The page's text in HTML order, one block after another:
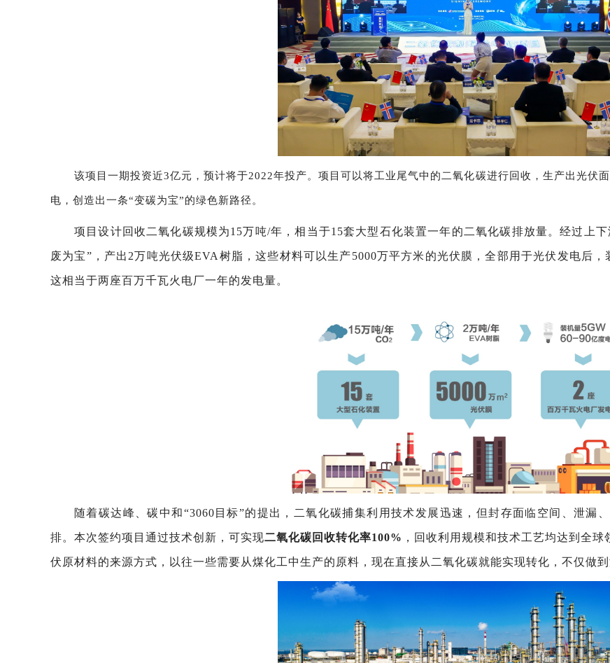
该项目一期投资近3亿元，预计将于2022年投产。项目可以将工业尾气中的二氧化碳进行回收，生产出光
电，创造出一条“变碳为宝”的绿色新路径。
项目设计回收二氧化碳规模为15万吨/年，相当于15套大型石化装置一年的二氧化碳排放量。经过上
废为宝”，产出2万吨光伏级EVA树脂，这些材料可以生产5000万平方米的光伏膜，全部用于光伏发电后
这相当于两座百万千瓦火电厂一年的发电量。
随着碳达峰、碳中和“3060目标”的提出，二氧化碳捕集利用技术发展迅速，但封存面临空间、泄漏
排。本次签约项目通过技术创新，可实现二氧化碳 回收转化率100% ，回收利用规模和技术工艺均达到全
伏原材料的来源方式，以往一些需要从煤化工中生产的原料，现在直接从二氧化碳就能实现转化，不仅做